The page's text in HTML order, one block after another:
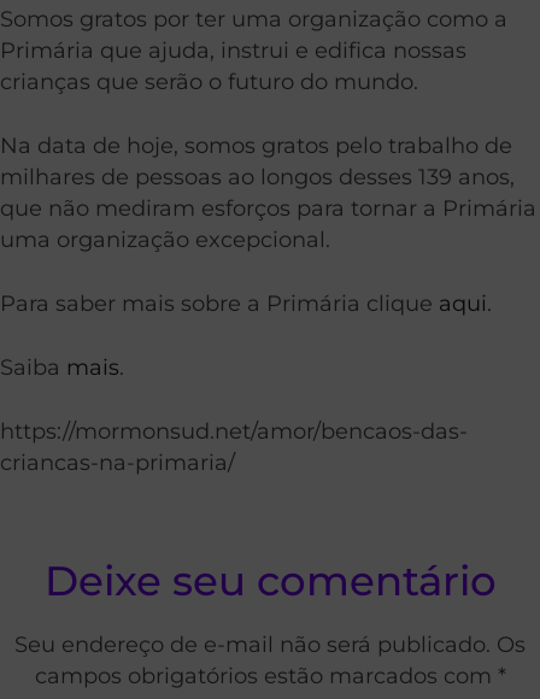
Somos gratos por ter uma organização como a
Primária que ajuda, instrui e edifica nossas
crianças que serão o futuro do mundo.
Na data de hoje, somos gratos pelo trabalho de
milhares de pessoas ao longos desses 139 anos,
que não mediram esforços para tornar a Primária
uma organização excepcional.
Para saber mais sobre a Primária clique aqui.
Saiba mais.
https://mormonsud.net/amor/bencaos-das-
criancas-na-primaria/
Deixe seu comentário
Seu endereço de e-mail não será publicado. Os
campos obrigatórios estão marcados com *